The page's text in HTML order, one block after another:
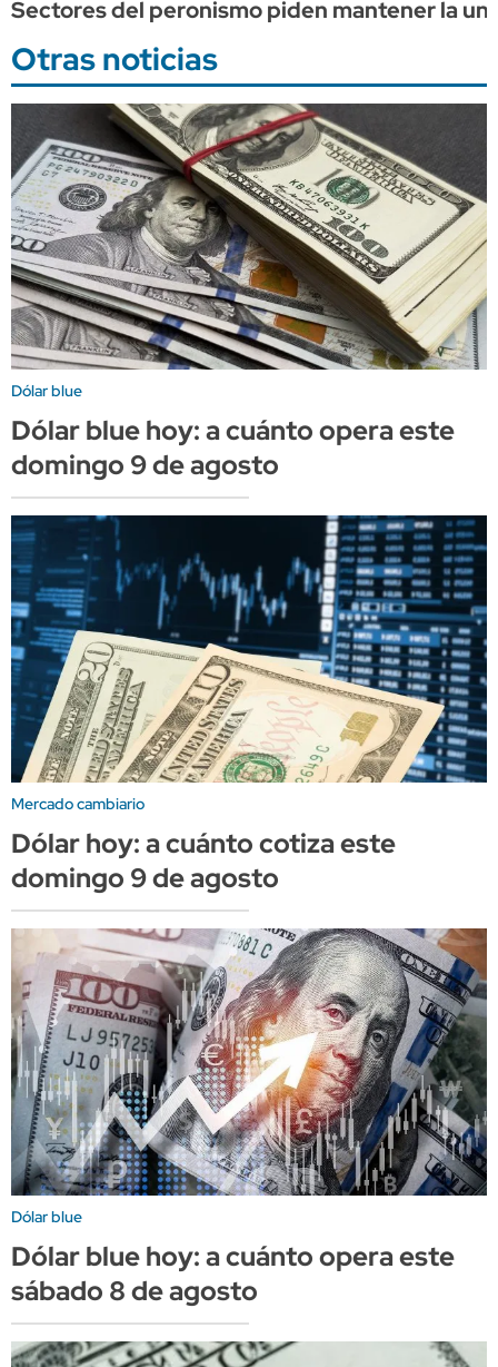
Sectores del peronismo piden mantener la
Otras noticias
Dólar blue
Dólar blue hoy: a cuánto opera este
domingo 9 de agosto
Mercado cambiario
Dólar hoy: a cuánto cotiza este
domingo 9 de agosto
Dólar blue
Dólar blue hoy: a cuánto opera este
sábado 8 de agosto